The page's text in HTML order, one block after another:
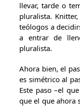
llevar, tarde o
pluralista.
teólogos a
a entrar de
pluralista.
Ahora bien, el
es simétrico al
Este paso –el
que el que ahora